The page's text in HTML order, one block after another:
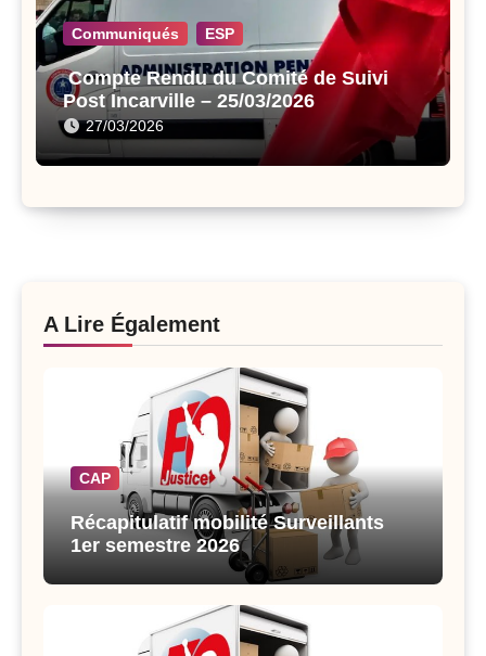
Communiqués ESP
Compte Rendu du Comité de Suivi
Post Incarville – 25/03/2026
27/03/2026
A Lire Également
CAP
Récapitulatif mobilité Surveillants
1er semestre 2026